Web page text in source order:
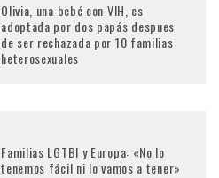
Olivia, una bebé con VIH, es
adoptada por dos papás despues
de ser rechazada por 10 familias
heterosexuales
Familias LGTBI y Europa: «No lo
tenemos fácil ni lo vamos a tener»